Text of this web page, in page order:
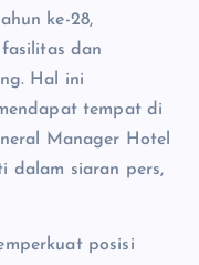
ke-28,
dan
Hal ini
tempat di
Manager Hotel
dalam siaran pers,
posisi